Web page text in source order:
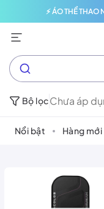
⚡ ÁO THỂ THAO
Bộ lọcChưa áp
Nổi bật Hàng mới